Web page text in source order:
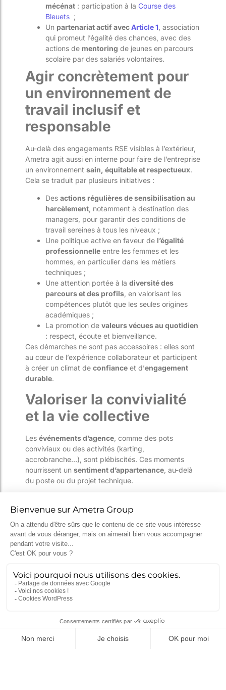
mécénat : participation à la Course des
Bleuets ;
Un partenariat actif avecArticle 1 , association
qui promeut l’égalité des chances, avec des
actions de mentoring de jeunes en parcours
scolaire par des salariés volontaires.
Agir concrètement pour
un environnement de
travail inclusif et
responsable
Au-delà des engagements RSE visibles à l’extérieur,
Ametra agit aussi en interne pour faire de l’entreprise
un environnement sain, équitable et respectueux.
Cela se traduit par plusieurs initiatives :
Des actions régulières de sensibilisation au
harcèlement , notamment à destination des
managers, pour garantir des conditions de
travail sereines à tous les niveaux ;
Une politique active en faveur de l’égalité
professionnelle entre les femmes et les
hommes, en particulier dans les métiers
techniques ;
Une attention portée à la diversité des
parcours et des profils , en valorisant les
compétences plutôt que les seules origines
académiques ;
La promotion de valeurs vécues au quotidien
: respect, écoute et bienveillance.
Ces démarches ne sont pas accessoires : elles sont
au cœur de l’expérience collaborateur et participent
à créer un climat de confiance et d’engagement
durable.
Valoriser la convivialité
et la vie collective
Les événements d’agence , comme des pots
conviviaux ou des activités (karting,
accrobranche…), sont plébiscités. Ces moments
nourrissent un sentiment d’appartenance , au-delà
du poste ou du projet technique.
Deux générations
différentes, une
même attente de sens
de culture d’entreprise, mais à en faire évoluer les
modalités.
Les ingénieurs de ces générations ne cherchent pas
professionnel ait un impact, qu’il s’inscrive dans un
collectif stimulant et qu’il leur permette d’évoluer.